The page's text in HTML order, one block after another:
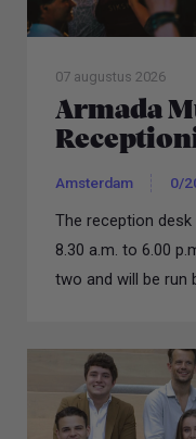
07 augustus 2026
Armada
Amsterdam 0/
The reception
8.30 a.m. to 6.00
two and will be run